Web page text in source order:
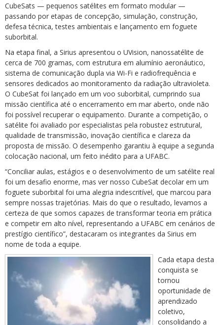
CubeSats — pequenos satélites em formato modular —
passando por etapas de concepção, simulação, construção,
defesa técnica, testes ambientais e lançamento em foguete
suborbital.
Na etapa final, a Sirius apresentou o UVision, nanossatélite de
cerca de 700 gramas, com estrutura em alumínio aeronáutico,
sistema de comunicação dupla via Wi-Fi e radiofrequência e
sensores dedicados ao monitoramento da radiação ultravioleta.
O CubeSat foi lançado em um voo suborbital, cumprindo sua
missão científica até o encerramento em mar aberto, onde não
foi possível recuperar o equipamento. Durante a competição, o
satélite foi avaliado por especialistas pela robustez estrutural,
qualidade de transmissão, inovação científica e clareza da
proposta de missão. O desempenho garantiu à equipe a segunda
colocação nacional, um feito inédito para a UFABC.
“Conciliar aulas, estágios e o desenvolvimento de um satélite real
foi um desafio enorme, mas ver nosso CubeSat decolar em um
foguete suborbital foi uma alegria indescritível, que marcou para
sempre nossas trajetórias. Mais do que o resultado, levamos a
certeza de que somos capazes de transformar teoria em prática
e competir em alto nível, representando a UFABC em cenários de
prestígio científico”, destacaram os integrantes da Sirius em
nome de toda a equipe.
Cada etapa desta
conquista se
tornou
oportunidade de
aprendizado
coletivo,
consolidando a